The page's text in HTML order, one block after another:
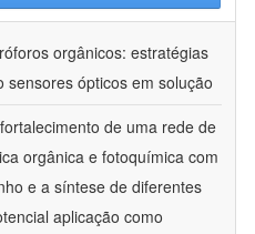
orgânicos: estratégias
ópticos em solução
de uma rede de
orgânica e fotoquímica com
e a síntese de diferentes
aplicação como